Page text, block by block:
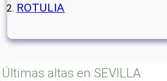
ROTULIA
Últimas altas en SEVILLA